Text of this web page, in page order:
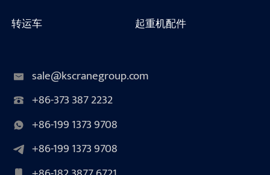
转运车
起重机配件
sale@kscranegroup.com
+86-373 387 2232
+86-199 1373 9708
+86-199 1373 9708